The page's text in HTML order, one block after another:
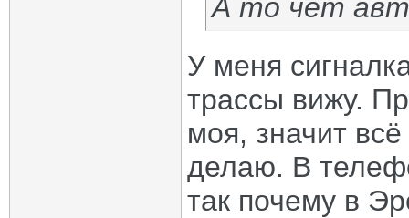
А то чёт
У меня
трассы вижу.
моя, значит
делаю. В
так почему в